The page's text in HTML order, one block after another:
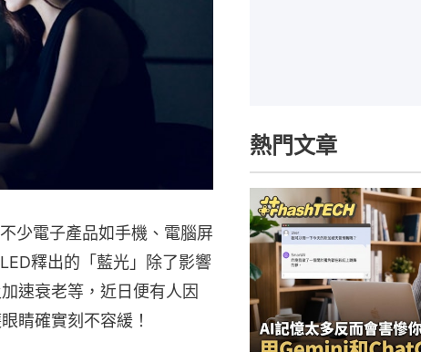
少電子產品如手機、電腦屏
釋出的「藍光」除了影響
速衰老等，近日便有人因
睛確實刻不容緩！
熱門文章